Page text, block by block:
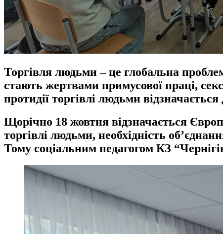
Торгівля людьми – це глобальна
стають жертвами примусової праці,
протидії торгівлі людьми
Щорічно 18 жовтня відзначається
торгівлі людьми, необхідність
Тому соціальним педагогом КЗ